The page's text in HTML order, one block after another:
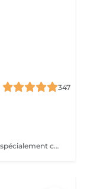
347
Le traitement innovant CLEARIST CTX a été spécialement conçu pour les peaux impures, grasses et à tendance acnéique. Ce concept de soin exclusif associe des principes actifs hautement efficaces à la photothérapie LED moderne DERMALED XPERT. La lumière LED bleue a une action antibactérienne et favorise l'épuration de la peau, tandis que la lumière LED rouge a un effet apaisant et stimule la régénération naturelle. Le résultat : un teint visiblement affiné et plus équilibré, avec moins d'imperfections et de rougeurs en douceur, efficacement et sans temps d'arrêt.